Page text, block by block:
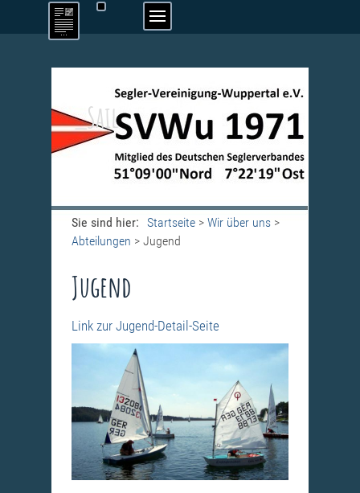
_Sail
Sie sind hier: Startseite > Wir über uns >
Abteilungen > Jugend
Jugend
Link zur Jugend-Detail-Seite